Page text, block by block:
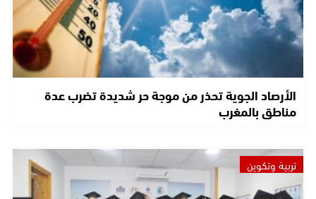
الأرصاد الجوية تحذر من موجة حر شديدة تضرب عدة
مناطق بالمغرب
تربية وتكوين